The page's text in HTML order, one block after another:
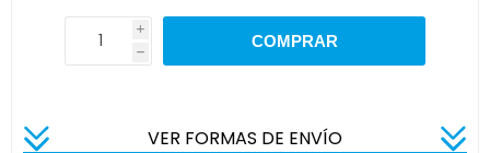
i
h
VER FORMAS DE ENVÍO